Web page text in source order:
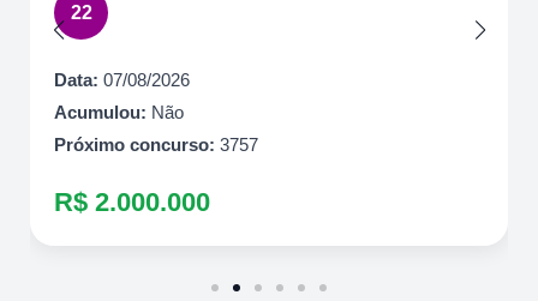
22
Data: 07/08/2026
Acumulou: Não
Próximo concurso: 3757
R$ 2.000.000